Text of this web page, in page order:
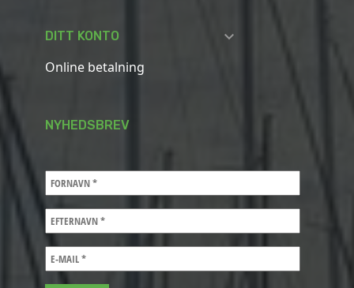
DITT KONTO 
Online betalning
NYHEDSBREV